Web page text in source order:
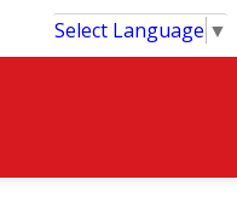
Select Language ▼